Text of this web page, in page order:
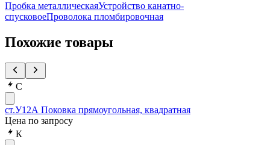
Пробка металлическаяУстройство канатно-
спусковоеПроволока пломбировочная
Похожие товары
С
ст.У12А Поковка прямоугольная, квадратная
Цена по запросу
К